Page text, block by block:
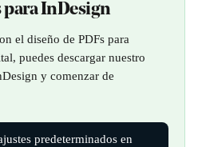
InDesign
el diseño de PDFs para
puedes descargar nuestro
y comenzar de
predeterminados en